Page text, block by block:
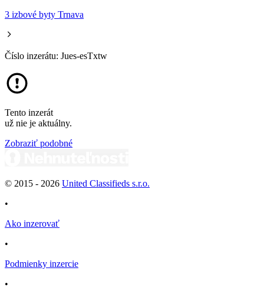
3 izbové byty Trnava
Číslo inzerátu: Jues-esTxtw
Tento inzerát
už nie je aktuálny.
Zobraziť podobné
© 2015 - 2026 United Classifieds s.r.o.
•
Ako inzerovať
•
Podmienky inzercie
•